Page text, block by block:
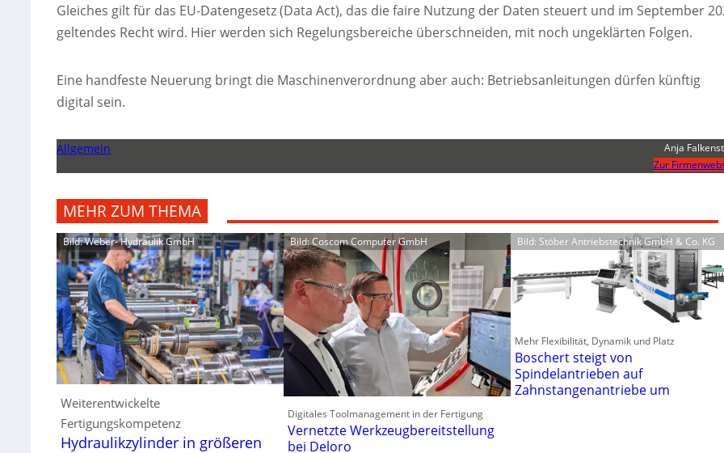
Gleiches gilt für das EU-Datengesetz (Data Act), das die faire Nutzung der Daten steuert und im September
geltendes Recht wird. Hier werden sich Regelungsbereiche überschneiden, mit noch ungeklärten Folgen.
Eine handfeste Neuerung bringt die Maschinenverordnung aber auch: Betriebsanleitungen dürfen künftig
digital sein.
Allgemein
Anja
Zur
MEHR ZUM THEMA
Bild: Weber- Hydraulik GmbH
Weiterentwickelte
Fertigungskompetenz
Hydraulikzylinder in größeren
Bild: Coscom Computer GmbH
Digitales Toolmanagement in der Fertigung
Vernetzte Werkzeugbereitstellung
bei Deloro
Bild: Stöber Antriebstechnik GmbH & Co. KG
Mehr Flexibilität, Dynamik und Platz
Boschert steigt von
Spindelantrieben auf
Zahnstangenantriebe um